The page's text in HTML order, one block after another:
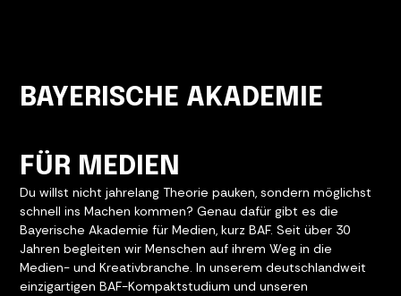
BAYERISCHE AKADEMIE
FÜR MEDIEN
Du willst nicht jahrelang Theorie pauken, sondern möglichst
schnell ins Machen kommen? Genau dafür gibt es die
Bayerische Akademie für Medien, kurz BAF. Seit über 30
Jahren begleiten wir Menschen auf ihrem Weg in die
Medien- und Kreativbranche. In unserem deutschlandweit
einzigartigen BAF-Kompaktstudium und unseren